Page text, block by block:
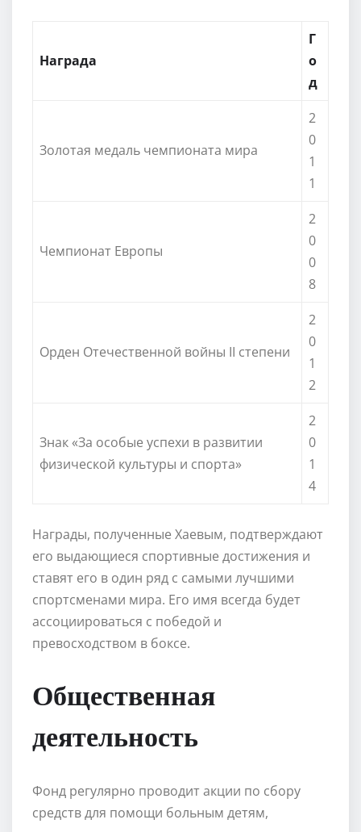
Награда
Г
о
д
Золотая медаль чемпионата мира
2
0
1
1
Чемпионат Европы
2
0
0
8
Орден Отечественной войны II степени
2
0
1
2
Знак «За особые успехи в развитии
физической культуры и спорта»
2
0
1
4
Награды, полученные Хаевым, подтверждают
его выдающиеся спортивные достижения и
ставят его в один ряд с самыми лучшими
спортсменами мира. Его имя всегда будет
ассоциироваться с победой и
превосходством в боксе.
Общественная
деятельность
Фонд регулярно проводит акции по сбору
средств для помощи больным детям,